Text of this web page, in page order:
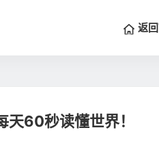
返
60秒读懂世界！